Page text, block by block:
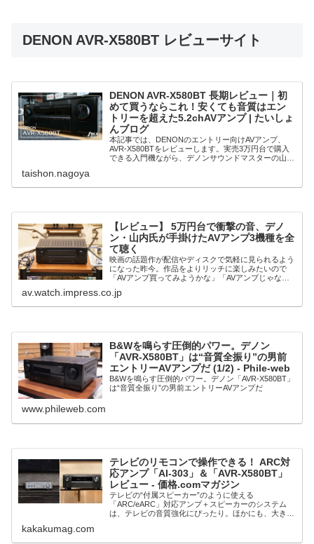
DENON AVR-X580BT レビューサイト
DENON AVR-X580BT 長期レビュー｜初
めて買うならこれ！安くても音質はエン
トリーを超えた5.2chAVアンプ | たいしょ
んブログ
本記事では、DENONのエントリー向けAVアンプ、
AVR-X580BTをレビューします。実売3万円台で購入
できる入門機ながら、デノンサウンドマスターの山内
taishon.nagoya
【レビュー】 5万円台で衝撃の音、デノ
ン・山内氏が手掛けたAVアンプ3機種を全
て聴く
映画の話題作が配信やディスクで気軽に見られるよう
になった昨今。作品をよりリッチに楽しみたいので
「AVアンプ買ってみようかな」「AVアンプじゃなく
ている人も多いだろう。そんな“初めてのAVアン...
av.watch.impress.co.jp
B&Wを鳴らす圧倒的パワー。デノン
「AVR-X580BT」は“音質全振り”の男前
エントリーAVアンプだ (1/2) - Phile-web
B&Wを鳴らす圧倒的パワー。デノン「AVR-X580BT」
は“音質全振り”の男前エントリーAVアンプだ
www.phileweb.com
テレビのリモコンで操作できる！ ARC対
応アンプ「AI-303」＆「AVR-X580BT」
レビュー - 価格.comマガジン
テレビの“付属スピーカー”のように使える
「ARC/eARC」対応アンプ＋スピーカーのシステム
は、テレビの音質強化にぴったり。ほかにも、大きな
kakakumag.com